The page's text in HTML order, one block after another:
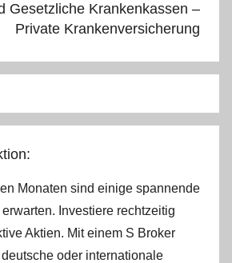
Gesetzliche Krankenkassen –
Private Krankenversicherung
Monaten sind einige spannende
Investiere rechtzeitig
Aktien. Mit einem S Broker
oder internationale